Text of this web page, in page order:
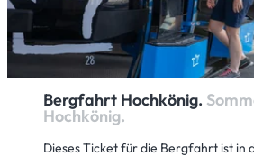
Bergfahrt Hochkönig.
Hochkönig.
Dieses Ticket für die Bergfahrt ist in